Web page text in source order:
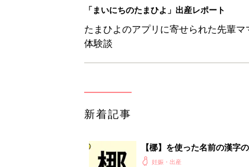
「まいにちのたまひよ」出産レポート
たまひよのアプリに寄せられた先輩マ
体験談
新着記事
【梛】を使った名前の漢字
妊娠・出産